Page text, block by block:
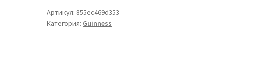
Print
-
Артикул: 855ec469d353
Категория: Guinness